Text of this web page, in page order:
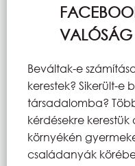
VALÓSÁG
Beváltak-e
kerestek? Sikerült-e
társadalomba?
kérdésekre
környékén
családanyák